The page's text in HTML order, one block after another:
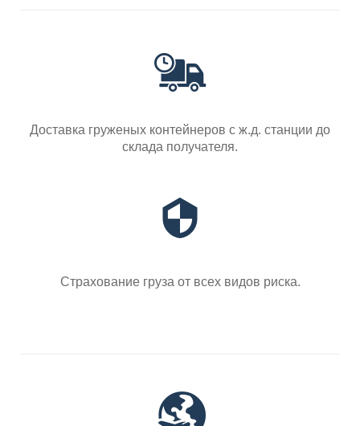
Доставка груженых контейнеров с ж.д. станции до
склада получателя.
Страхование груза от всех видов риска.